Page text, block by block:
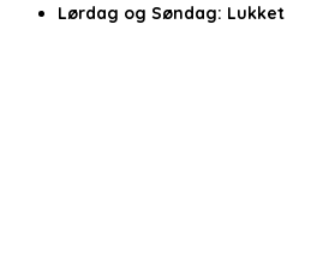
Lørdag og Søndag: Lukket